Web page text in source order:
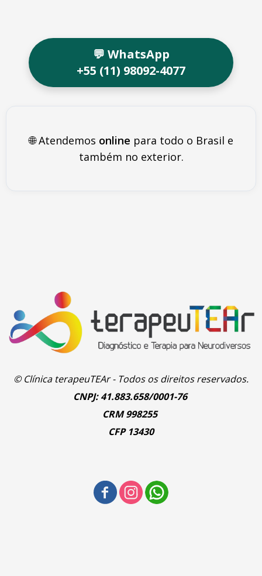
💬 WhatsApp
+55 (11) 98092-4077
🌐 Atendemos online para todo o Brasil e
também no exterior.
© Clínica terapeuTEAr - Todos os direitos reservados.
CNPJ: 41.883.658/0001-76
CRM 998255
CFP 13430